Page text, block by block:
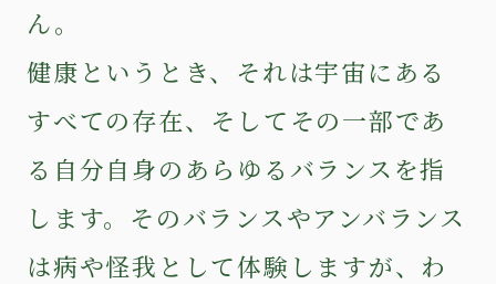
ん。
健康というとき、それは宇宙にある
すべての存在、そしてその一部であ
る自分自身のあらゆるバランスを指
します。そのバランスやアンバランス
は病や怪我として体験しますが、わ